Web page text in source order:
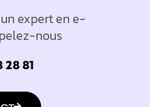
expert en e-
nous
28 81